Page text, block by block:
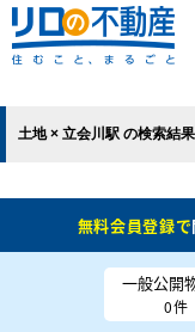
土地 × 立会川駅 の検索結
無料会員登録で
一般公開
0件